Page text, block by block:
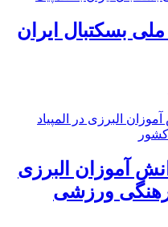
ملی بسکتبال ایران
آموزان البرزی
ورزشی